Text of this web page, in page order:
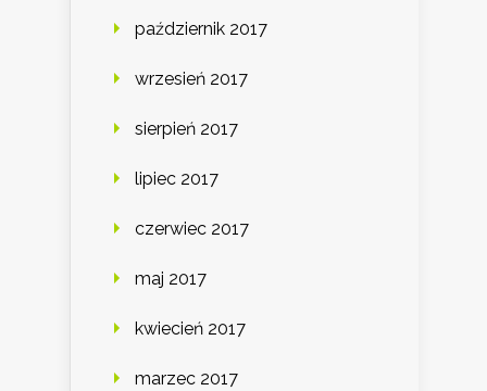
październik 2017
wrzesień 2017
sierpień 2017
lipiec 2017
czerwiec 2017
maj 2017
kwiecień 2017
marzec 2017